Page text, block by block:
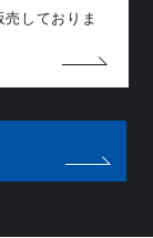
しておりま